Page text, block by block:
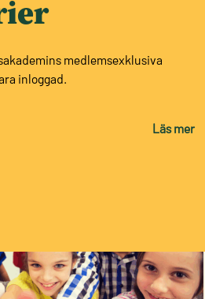
medlemsexklusiva
inloggad.
Läs mer